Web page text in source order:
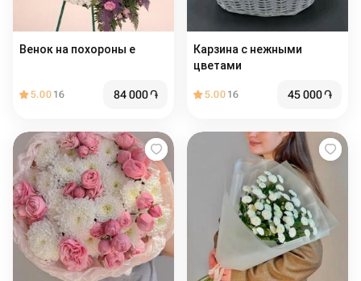
Венок на похороны е
5.00 16 84 000֏
Карзина с нежными
цветами
5.00 16 45 000֏